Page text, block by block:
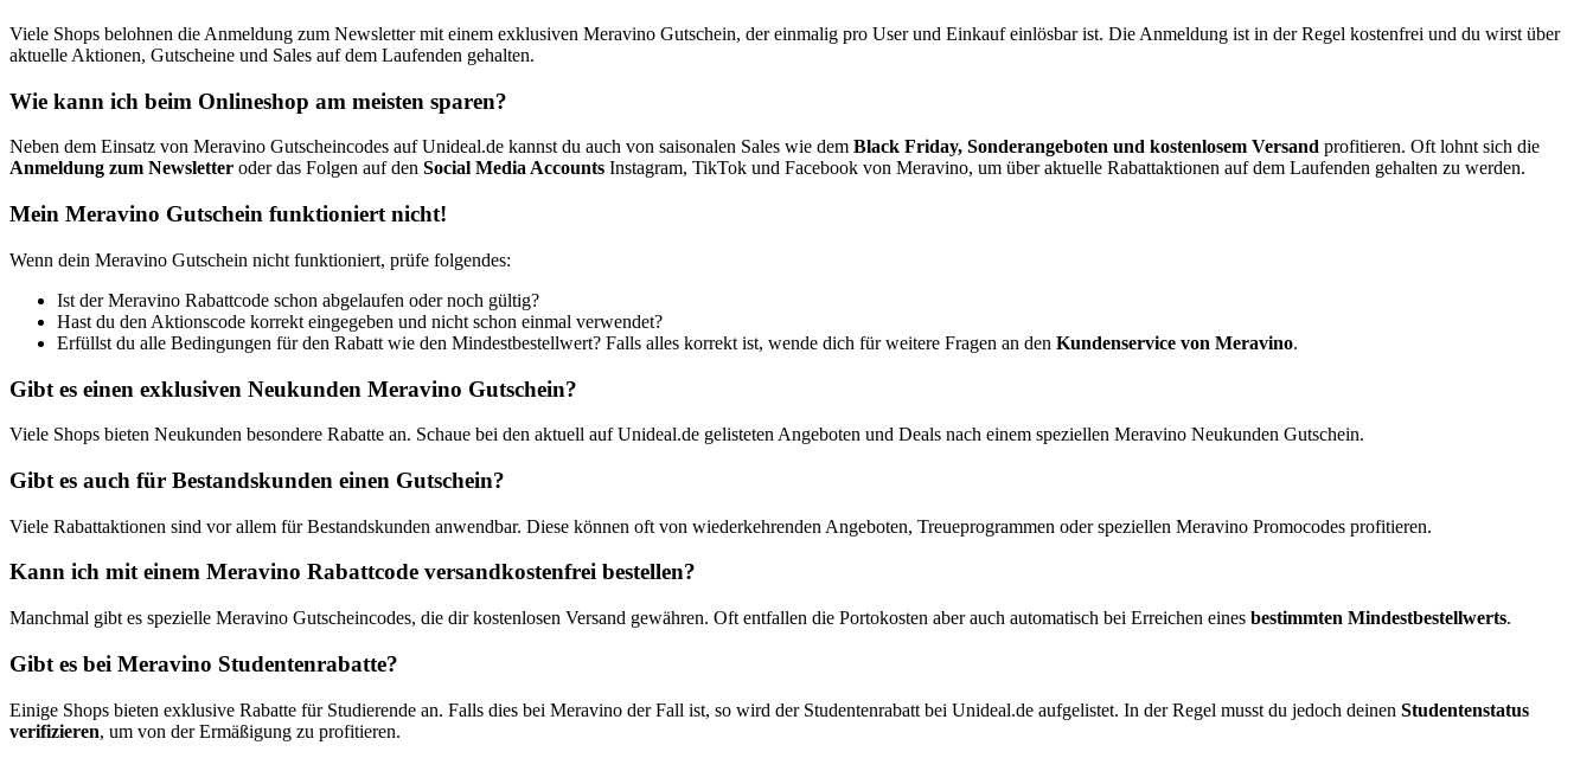
Viele Shops belohnen die Anmeldung zum Newsletter mit einem exklusiven Meravino Gutschein, der einmalig pro User und Einkauf einlösbar ist. Die Anmeldung ist in der Regel kostenfrei und du wirst über
aktuelle Aktionen, Gutscheine und Sales auf dem Laufenden gehalten.
Wie kann ich beim Onlineshop am meisten sparen?
Neben dem Einsatz von Meravino Gutscheincodes auf Unideal.de kannst du auch von saisonalen Sales wie dem Black Friday, Sonderangeboten und kostenlosem Versand profitieren. Oft lohnt sich die
Anmeldung zum Newsletter oder das Folgen auf den Social Media Accounts Instagram, TikTok und Facebook von Meravino, um über aktuelle Rabattaktionen auf dem Laufenden gehalten zu werden.
Mein Meravino Gutschein funktioniert nicht!
Wenn dein Meravino Gutschein nicht funktioniert, prüfe folgendes:
Ist der Meravino Rabattcode schon abgelaufen oder noch gültig?
Hast du den Aktionscode korrekt eingegeben und nicht schon einmal verwendet?
Erfüllst du alle Bedingungen für den Rabatt wie den Mindestbestellwert? Falls alles korrekt ist, wende dich für weitere Fragen an den Kundenservice von Meravino.
Gibt es einen exklusiven Neukunden Meravino Gutschein?
Viele Shops bieten Neukunden besondere Rabatte an. Schaue bei den aktuell auf Unideal.de gelisteten Angeboten und Deals nach einem speziellen Meravino Neukunden Gutschein.
Gibt es auch für Bestandskunden einen Gutschein?
Viele Rabattaktionen sind vor allem für Bestandskunden anwendbar. Diese können oft von wiederkehrenden Angeboten, Treueprogrammen oder speziellen Meravino Promocodes profitieren.
Kann ich mit einem Meravino Rabattcode versandkostenfrei bestellen?
Manchmal gibt es spezielle Meravino Gutscheincodes, die dir kostenlosen Versand gewähren. Oft entfallen die Portokosten aber auch automatisch bei Erreichen eines bestimmten Mindestbestellwerts.
Gibt es bei Meravino Studentenrabatte?
Einige Shops bieten exklusive Rabatte für Studierende an. Falls dies bei Meravino der Fall ist, so wird der Studentenrabatt bei Unideal.de aufgelistet. In der Regel musst du jedoch deinen Studentenstatus
verifizieren, um von der Ermäßigung zu profitieren.